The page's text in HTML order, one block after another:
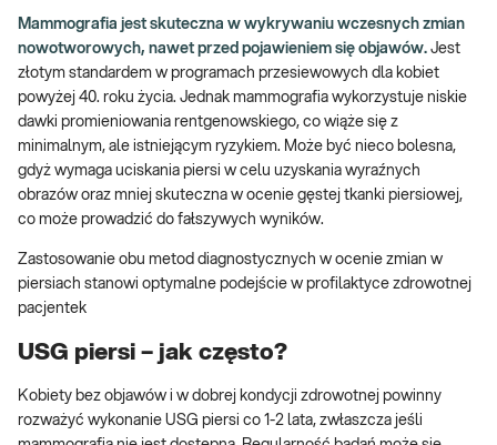
Mammografia jest skuteczna w wykrywaniu wczesnych zmian
nowotworowych, nawet przed pojawieniem się objawów. Jest
złotym standardem w programach przesiewowych dla kobiet
powyżej 40. roku życia. Jednak mammografia wykorzystuje niskie
dawki promieniowania rentgenowskiego, co wiąże się z
minimalnym, ale istniejącym ryzykiem. Może być nieco bolesna,
gdyż wymaga uciskania piersi w celu uzyskania wyraźnych
obrazów oraz mniej skuteczna w ocenie gęstej tkanki piersiowej,
co może prowadzić do fałszywych wyników.
Zastosowanie obu metod diagnostycznych w ocenie zmian w
piersiach stanowi optymalne podejście w profilaktyce zdrowotnej
pacjentek
USG piersi – jak często?
Kobiety bez objawów i w dobrej kondycji zdrowotnej powinny
rozważyć wykonanie USG piersi co 1-2 lata, zwłaszcza jeśli